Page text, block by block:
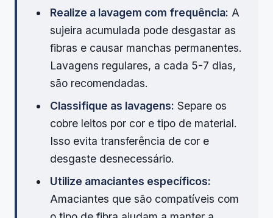
Realize a lavagem com frequência: A
sujeira acumulada pode desgastar as
fibras e causar manchas permanentes.
Lavagens regulares, a cada 5-7 dias,
são recomendadas.
Classifique as lavagens: Separe os
cobre leitos por cor e tipo de material.
Isso evita transferência de cor e
desgaste desnecessário.
Utilize amaciantes específicos:
Amaciantes que são compatíveis com